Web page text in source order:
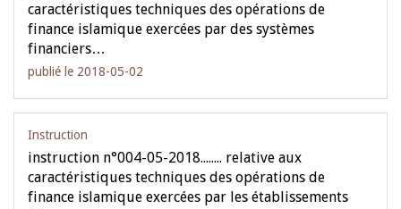
caractéristiques techniques des opérations de
finance islamique exercées par des systèmes
financiers…
publié le 2018-05-02
Instruction
instruction n°004-05-2018........ relative aux
caractéristiques techniques des opérations de
finance islamique exercées par les établissements